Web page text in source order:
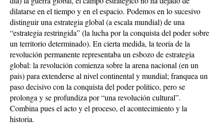
dilatarse en el tiempo y en el espacio. Podemos en lo sucesivo
distinguir una estrategia global (a escala mundial) de una
“estrategia restringida” (la lucha por la conquista del poder sobre
un territorio determinado). En cierta medida, la teoría de la
revolución permanente representaba un esbozo de estrategia
global: la revolución comienza sobre la arena nacional (en un
país) para extenderse al nivel continental y mundial; franquea un
paso decisivo con la conquista del poder político, pero se
prolonga y se profundiza por “una revolución cultural”.
Combina pues el acto y el proceso, el acontecimiento y la
historia.